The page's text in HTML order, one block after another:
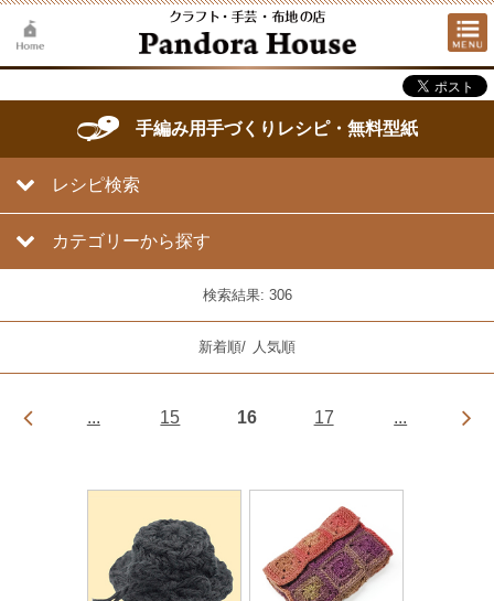
手編み用手づくりレシピ・無料型紙
レシピ検索
カテゴリーから探す
検索結果: 306
新着順/ 人気順
... 15 16 17 ...